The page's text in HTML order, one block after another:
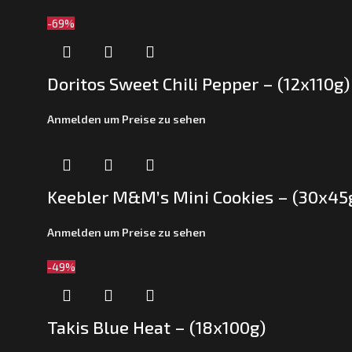
-69%
Doritos Sweet Chili Pepper – (12x110g)
Anmelden um Preise zu sehen
Keebler M&M’s Mini Cookies –
Anmelden um Preise zu sehen
-49%
Takis Blue Heat – (18x100g)